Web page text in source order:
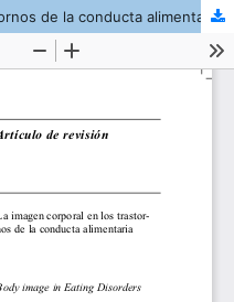
de la conducta alimentaria